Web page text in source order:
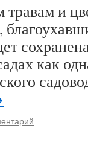
и
как